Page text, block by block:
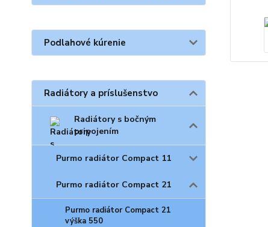
Podlahové kúrenie
Radiátory a príslušenstvo
Radiátory s bočným
pripojením
Purmo radiátor Compact 11
Purmo radiátor Compact 21
Purmo radiátor Compact 21
výška 550